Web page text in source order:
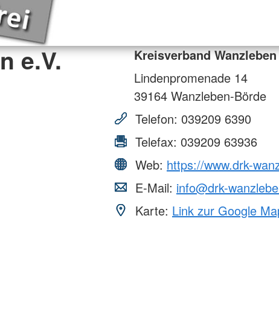
e.V.
Kreisverband Wanzleben
Lindenpromenade 14
39164 Wanzleben-Börde
Telefon: 039209 6390
Telefax: 039209 63936
Web: https://www.drk-
E-Mail: info@drk-
Karte: Link zur Google